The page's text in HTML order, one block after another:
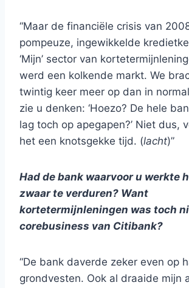
“Maar de financiële crisis van
pompeuze, ingewikkelde
‘Mijn’ sector van
werd een kolkende markt. We
twintig keer meer op dan in
zie u denken: ‘Hoezo? De hele
lag toch op apegapen?’ Niet dus,
het een knotsgekke tijd. (lacht)”
Had de bank waarvoor u werkte
zwaar te verduren? Want
kortetermijnleningen was toch
corebusiness van Citibank?
“De bank daverde zeker even op
grondvesten. Ook al draaide mijn